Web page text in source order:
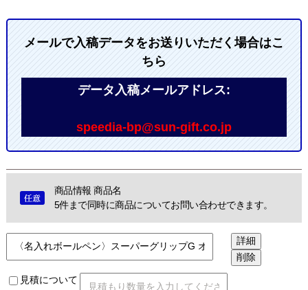
メールで入稿データをお送りいただく場合はこ
ちら
データ入稿メールアドレス:
speedia-bp@sun-gift.co.jp
商品情報 商品名
5件まで同時に商品についてお問い合わせできます。
見積について